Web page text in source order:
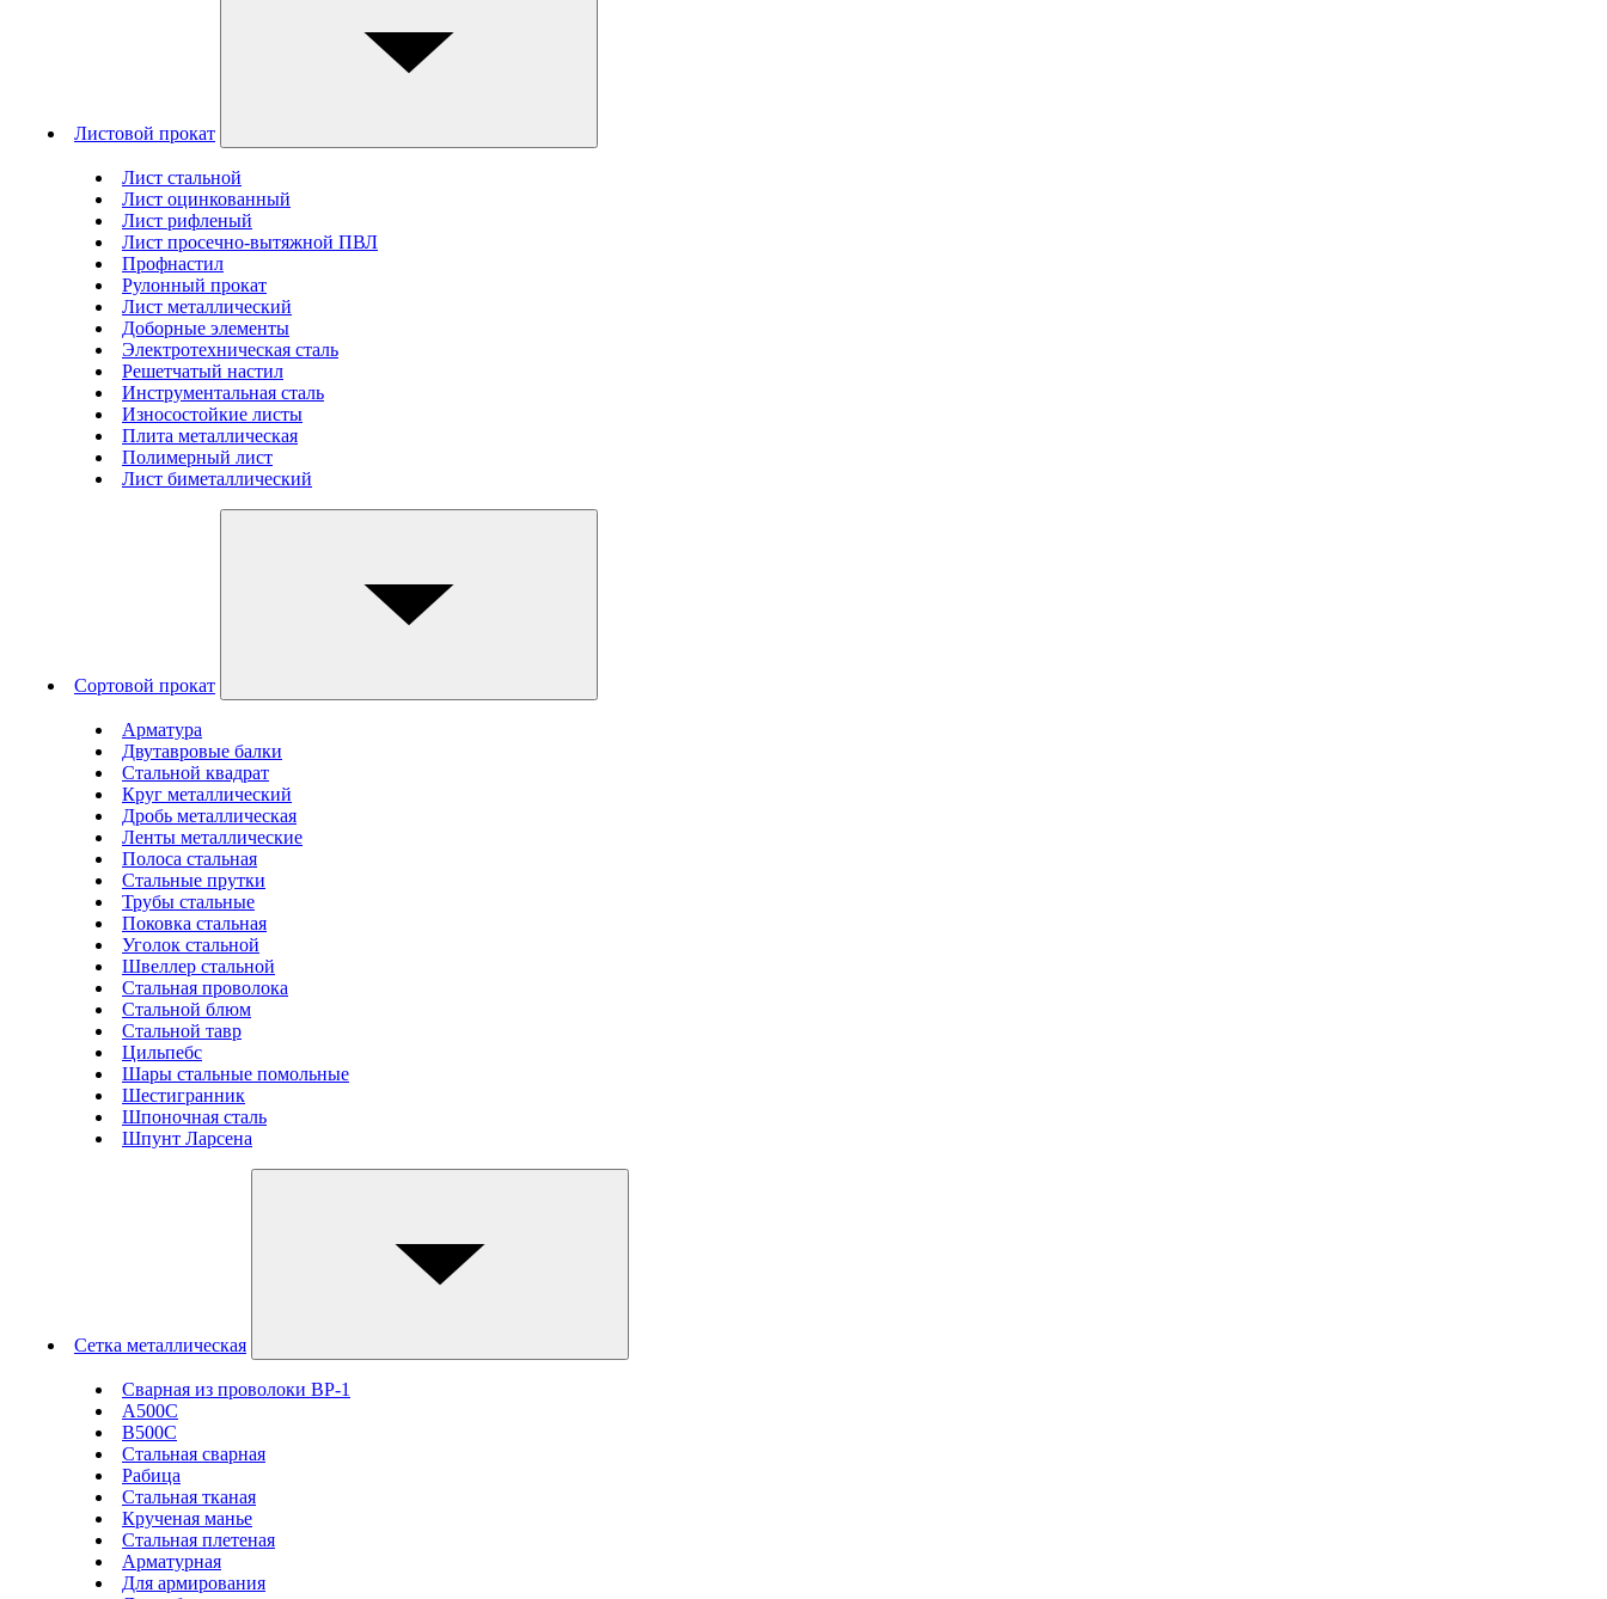
Листовой прокат
Лист стальной
Лист оцинкованный
Лист рифленый
Лист просечно-вытяжной ПВЛ
Профнастил
Рулонный прокат
Лист металлический
Доборные элементы
Электротехническая сталь
Решетчатый настил
Инструментальная сталь
Износостойкие листы
Плита металлическая
Полимерный лист
Лист биметаллический
Сортовой прокат
Арматура
Двутавровые балки
Стальной квадрат
Круг металлический
Дробь металлическая
Ленты металлические
Полоса стальная
Стальные прутки
Трубы стальные
Поковка стальная
Уголок стальной
Швеллер стальной
Стальная проволока
Стальной блюм
Стальной тавр
Цильпебс
Шары стальные помольные
Шестигранник
Шпоночная сталь
Шпунт Ларсена
Сетка металлическая
Сварная из проволоки ВР-1
А500С
В500С
Стальная сварная
Рабица
Стальная тканая
Крученая манье
Стальная плетеная
Арматурная
Для армирования